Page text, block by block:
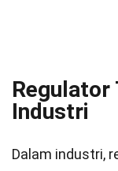
Regulator
Industri
Dalam industri,